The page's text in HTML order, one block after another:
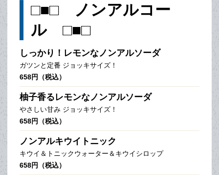
□■□ ノンアルコー
ル □■□
しっかり！レモンなノンアルソーダ
ガツンと定番 ジョッキサイズ！
658円（税込）
柚子香るレモンなノンアルソーダ
やさしい甘み ジョッキサイズ！
658円（税込）
ノンアルキウイトニック
キウイ＆トニックウォーター＆キウイシロップ
658円（税込）